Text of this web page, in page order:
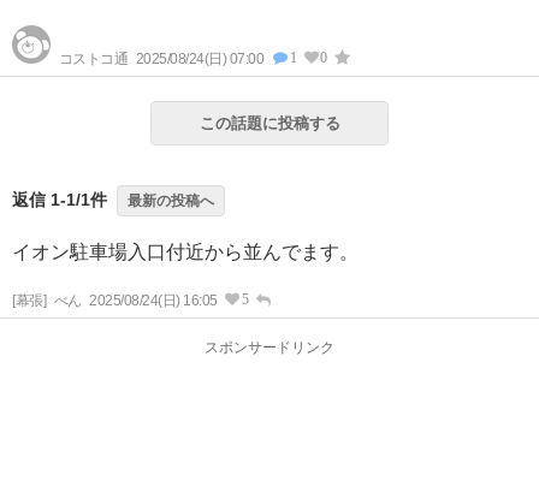
コストコ通 2025/08/24(日) 07:00 1 0
この話題に投稿する
返信 1-1/1件 最新の投稿へ
イオン駐車場入口付近から並んでます。
[幕張] べん 2025/08/24(日) 16:05 5
スポンサードリンク